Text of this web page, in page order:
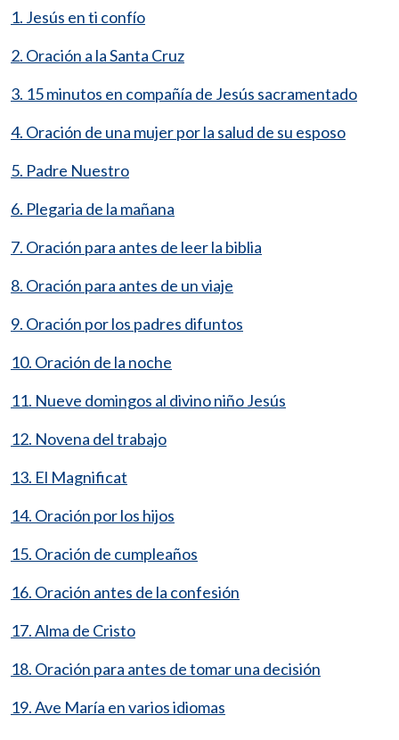
1. Jesús en ti confío
2. Oración a la Santa Cruz
3. 15 minutos en compañía de Jesús sacramentado
4. Oración de una mujer por la salud de su esposo
5. Padre Nuestro
6. Plegaria de la mañana
7. Oración para antes de leer la biblia
8. Oración para antes de un viaje
9. Oración por los padres difuntos
10. Oración de la noche
11. Nueve domingos al divino niño Jesús
12. Novena del trabajo
13. El Magnificat
14. Oración por los hijos
15. Oración de cumpleaños
16. Oración antes de la confesión
17. Alma de Cristo
18. Oración para antes de tomar una decisión
19. Ave María en varios idiomas